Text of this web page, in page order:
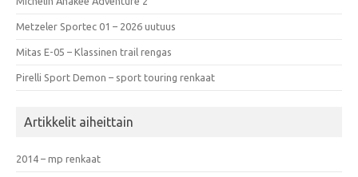
Metzeler Sportec 01 – 2026 uutuus
Mitas E-05 – Klassinen trail rengas
Pirelli Sport Demon – sport touring renkaat
Artikkelit aiheittain
2014 – mp renkaat